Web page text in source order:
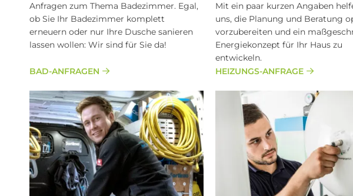
Anfragen zum Thema Badezimmer. Egal,
ob Sie Ihr Badezimmer komplett
erneuern oder nur Ihre Dusche sanieren
lassen wollen: Wir sind für Sie da!
BAD-ANFRAGEN
Mit ein paar kurzen Angaben
uns, die Planung und Beratung
vorzubereiten und ein
Energiekonzept für Ihr Haus zu
entwickeln.
HEIZUNGS-ANFRAGE